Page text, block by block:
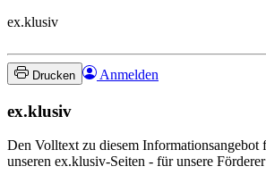
ex.klusiv
Drucken Anmelden
ex.klusiv
Den Volltext zu diesem Informationsangebot
unseren ex.klusiv-Seiten - für unsere